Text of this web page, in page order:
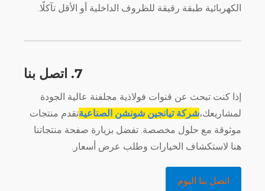
الكهربائية طبقة رقيقة للظروف الداخلية أو الأقل تآكلًا.
إذا كنت تبحث عن قنوات فولاذية مجلفنة عالية الجودة
لمشاريعك،شركة تيانجين شونشن الصناعيةتقدم منتجات
موثوقة مع حلول مخصصة. تفضل بزيارة صفحة منتجاتنا
هنا لاستكشاف الخيارات وطلب عرض أسعار.
اتصل بنا اليوم